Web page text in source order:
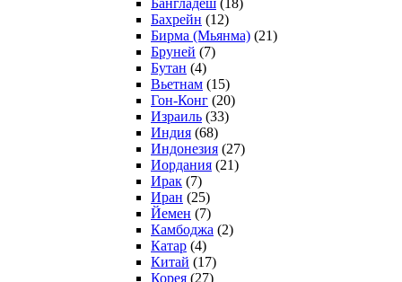
Бахрейн (12)
Бирма (Мьянма) (21)
Бруней (7)
Бутан (4)
Вьетнам (15)
Гон-Конг (20)
Израиль (33)
Индия (68)
Индонезия (27)
Иордания (21)
Ирак (7)
Иран (25)
Йемен (7)
Камбоджа (2)
Катар (4)
Китай (17)
Корея (27)